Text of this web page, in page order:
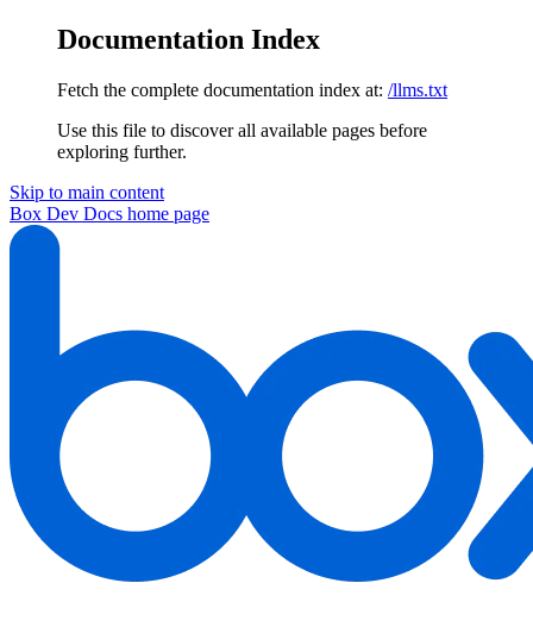
Documentation Index
Fetch the complete documentation index at: /llms.txt
Use this file to discover all available pages before
exploring further.
Skip to main content
Box Dev Docs home page